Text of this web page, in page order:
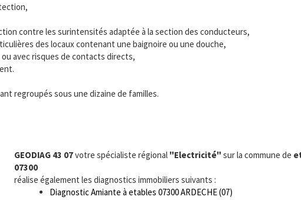
contre les surintensités adaptée à la section des conducteurs,
des locaux contenant une baignoire ou une douche,
avec risques de contacts directs,
regroupés sous une dizaine de familles.
GEODIAG 43 07votre spécialiste régional "Electricité" sur la commune de
07300
réalise également les diagnostics immobiliers suivants :
Diagnostic Amiante à etables 07300 ARDECHE (07)